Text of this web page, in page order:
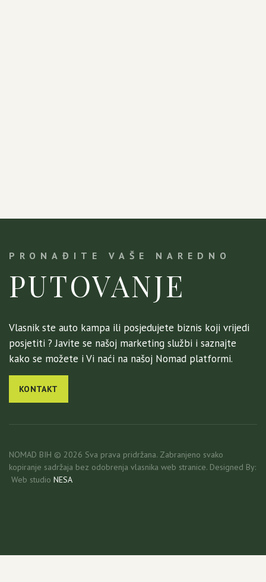
PRONAĐITE VAŠE NAREDNO
PUTOVANJE
Vlasnik ste auto kampa ili posjedujete biznis koji vrijedi
posjetiti ? Javite se našoj marketing službi i saznajte
kako se možete i Vi naći na našoj Nomad platformi.
KONTAKT
NOMAD BIH © 2026 Sva prava pridržana. Zabranjeno svako
kopiranje sadržaja bez odobrenja vlasnika web stranice. Designed By:
Web studio NESA